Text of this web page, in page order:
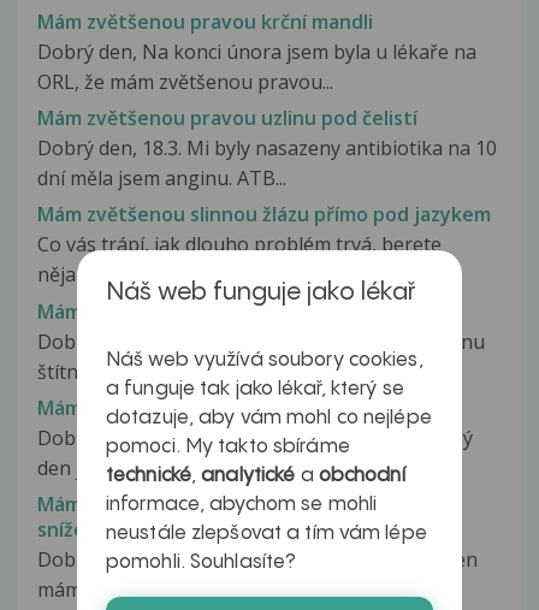
Mám zvětšenou pravou krční mandli
Dobrý den, Na konci února jsem byla u lékaře na
ORL, že mám zvětšenou pravou...
Mám zvětšenou pravou uzlinu pod čelistí
Dobrý den, 18.3. Mi byly nasazeny antibiotika na 10
dní měla jsem anginu. ATB...
Mám zvětšenou slinnou žlázu přímo pod jazykem
Co vás trápí, jak dlouho problém trvá, berete
nějaké léky, proběhlo již nějaké...
Mám zvětšený pravý lalok
Dobrý den,chci se zeptat ,včera jsem byla na sonu
štítné žlázy.Mám zvětšený...
Mám zvláštní ale pro me důležitý dotaz
Dobrý den je mi 13 let a masturbuje skoro každý
den je to dobře?
Mám zvláštní pocit v levé noze a ruce, jakoby
snížená citlivost.
Dobrý den, prosím o správný postup - druhý den
mám zvláštní pocit v levé...
Náš web funguje jako lékař
Náš web využívá soubory cookies,
a funguje tak jako lékař, který se
dotazuje, aby vám mohl co nejlépe
pomoci. My takto sbíráme
technické,analytické a obchodní
informace, abychom se mohli
neustále zlepšovat a tím vám lépe
pomohli. Souhlasíte?